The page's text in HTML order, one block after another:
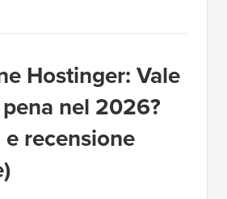
Hostinger: Vale
nel 2026?
e recensione